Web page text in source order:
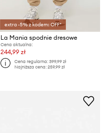
extra -5% z kodem: OFF*
La Mania spodnie dresowe
Cena aktualna:
244,99 zł
Cena regularna:399,99 zł
Najniższa cena:259,99 zł